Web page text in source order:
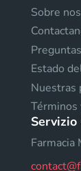
Sobre
Estado
Nuestras
Términos
Farmacia